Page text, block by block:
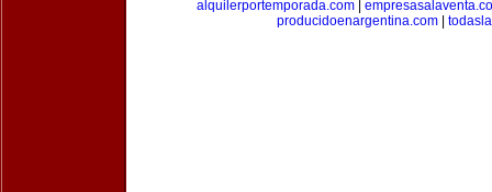
alquilerportemporada.com
producidoenargentina.com